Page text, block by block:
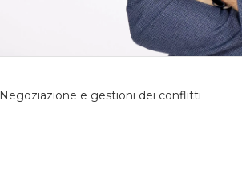
Negoziazione e gestioni dei conflitti